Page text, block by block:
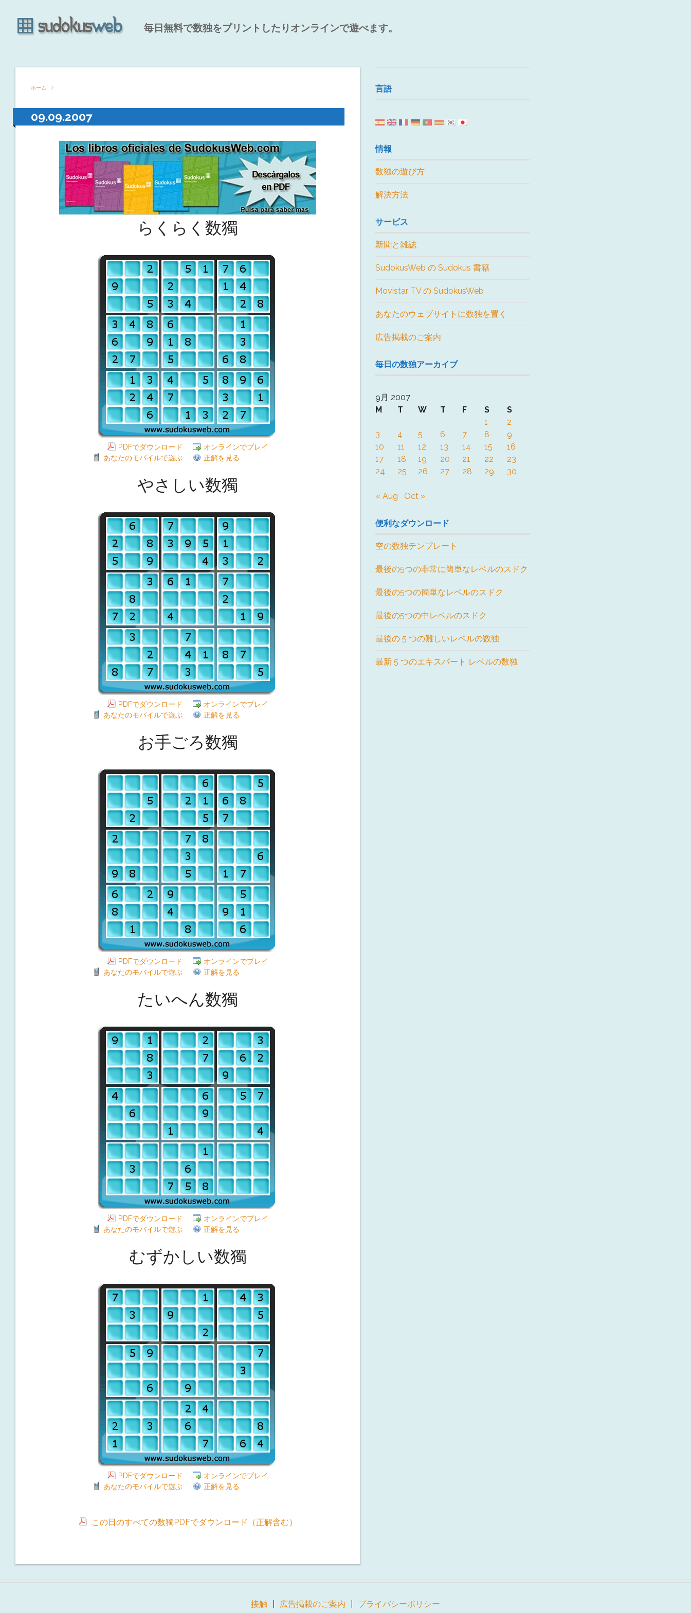
毎日無料で数独をプリントしたりオンラインで遊べます。
ホーム
09.09.2007
らくらく数獨
PDFでダウンロード
オンラインでプレイ
あなたのモバイルで遊ぶ
正解を見る
やさしい数獨
PDFでダウンロード
オンラインでプレイ
あなたのモバイルで遊ぶ
正解を見る
お手ごろ数獨
PDFでダウンロード
オンラインでプレイ
あなたのモバイルで遊ぶ
正解を見る
たいへん数獨
PDFでダウンロード
オンラインでプレイ
あなたのモバイルで遊ぶ
正解を見る
むずかしい数獨
PDFでダウンロード
オンラインでプレイ
あなたのモバイルで遊ぶ
正解を見る
この日のすべての数獨PDFでダウンロード（正解含む）
言語
情報
数独の遊び方
解決方法
サービス
新聞と雑誌
SudokusWeb の Sudokus 書籍
Movistar TV の SudokusWeb
あなたのウェブサイトに数独を置く
広告掲載のご案内
毎日の数独アーカイブ
9月 2007
M
T W T F S
S
1
2
3
4 5 6 7 8
9
10
11 12 13 14 15
16
17
18 19 20 21 22
23
24
25 26 27 28 29 30
« Aug Oct »
便利なダウンロード
空の数独テンプレート
最後の5つの非常に簡単なレベルのスドク
最後の5つの簡単なレベルのスドク
最後の5つの中レベルのスドク
最後の 5 つの難しいレベルの数独
最新 5 つのエキスパート レベルの数独
接触 広告掲載のご案内
プライバシーポリシー